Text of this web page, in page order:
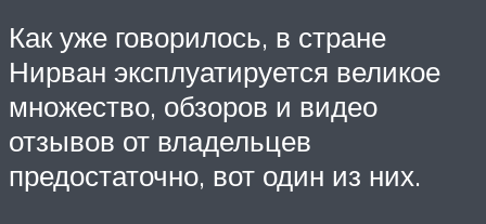
Как уже говорилось, в стране
Нирван эксплуатируется великое
множество, обзоров и видео
отзывов от владельцев
предостаточно, вот один из них.